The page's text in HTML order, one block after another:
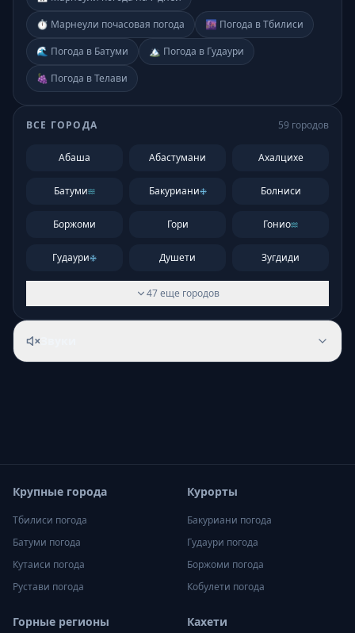
⏱️ Марнеули почасовая погода
🌆 Погода в Тбилиси
🌊 Погода в Батуми
🏔️ Погода в Гудаури
🍇 Погода в Телави
ВСЕ ГОРОДА 59 городов
Абаша Абастумани Ахалцихе
Батуми Бакуриани Болниси
Боржоми Гори Гонио
Гудаури Душети Зугдиди
47еще городов
Крупные города
Тбилиси погода
Батуми погода
Кутаиси погода
Рустави погода
Курорты
Бакуриани погода
Гудаури погода
Боржоми погода
Кобулети погода
Горные регионы Кахети